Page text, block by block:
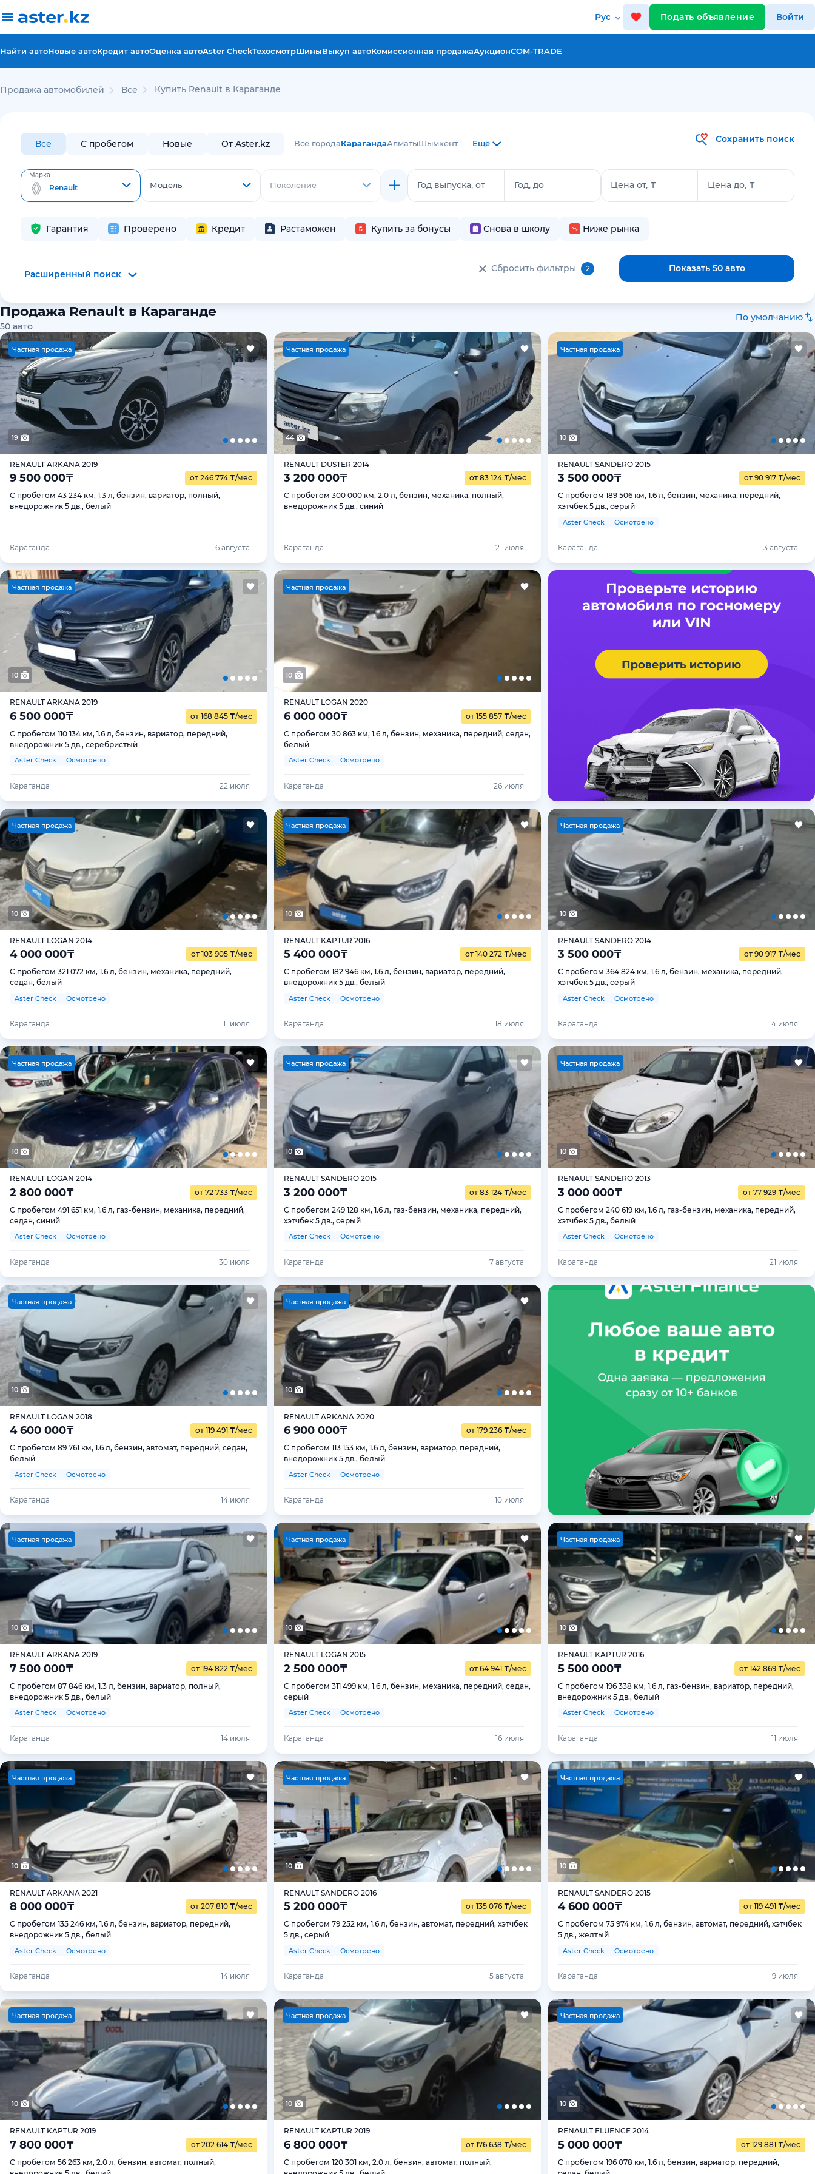
Рус Подать объявление Войти
Найти автоНовые автоКредит автоОценка автоAster CheckТехосмотрШиныВыкуп автоКомиссионная продажаАукционCOM-TRADE
Продажа автомобилей Все Купить Renault в Караганде
Все С пробегом Новые От Aster.kz Все городаКарагандаАлматыШымкент Ещё Сохранить поиск
Марка
Renault Модель Поколение Год выпуска, от Год, до Цена от, ₸ Цена до, ₸
Гарантия Проверено Кредит Растаможен Купить за бонусы Снова в школу Ниже рынка
Расширенный поиск
Сбросить фильтры 2 Показать 50 авто
Продажа Renault в Караганде
50 авто
По умолчанию
Частная продажа
19
RENAULT ARKANA 2019
9 500 000₸ от 246 774 ₸/мес
С пробегом 43 234 км, 1.3 л, бензин, вариатор, полный,
внедорожник 5 дв., белый
Караганда 6 августа
Частная продажа
44
RENAULT DUSTER 2014
3 200 000₸ от 83 124 ₸/мес
С пробегом 300 000 км, 2.0 л, бензин, механика, полный,
внедорожник 5 дв., синий
Караганда 21 июля
Частная продажа
10
RENAULT SANDERO 2015
3 500 000₸ от 90 917 ₸/мес
С пробегом 189 506 км, 1.6 л, бензин, механика, передний,
хэтчбек 5 дв., серый
Aster Check Осмотрено
Караганда 3 августа
Частная продажа
10
RENAULT ARKANA 2019
6 500 000₸ от 168 845 ₸/мес
С пробегом 110 134 км, 1.6 л, бензин, вариатор, передний,
внедорожник 5 дв., серебристый
Aster Check Осмотрено
Караганда 22 июля
Частная продажа
10
RENAULT LOGAN 2020
6 000 000₸ от 155 857 ₸/мес
С пробегом 30 863 км, 1.6 л, бензин, механика, передний, седан,
белый
Aster Check Осмотрено
Караганда 26 июля
Частная продажа
10
RENAULT LOGAN 2014
4 000 000₸ от 103 905 ₸/мес
С пробегом 321 072 км, 1.6 л, бензин, механика, передний,
седан, белый
Aster Check Осмотрено
Караганда 11 июля
Частная продажа
10
RENAULT KAPTUR 2016
5 400 000₸ от 140 272 ₸/мес
С пробегом 182 946 км, 1.6 л, бензин, вариатор, передний,
внедорожник 5 дв., белый
Aster Check Осмотрено
Караганда 18 июля
Частная продажа
10
RENAULT SANDERO 2014
3 500 000₸ от 90 917 ₸/мес
С пробегом 364 824 км, 1.6 л, бензин, механика, передний,
хэтчбек 5 дв., серый
Aster Check Осмотрено
Караганда 4 июля
Частная продажа
10
RENAULT LOGAN 2014
2 800 000₸ от 72 733 ₸/мес
С пробегом 491 651 км, 1.6 л, газ-бензин, механика, передний,
седан, синий
Aster Check Осмотрено
Караганда 30 июля
Частная продажа
10
RENAULT SANDERO 2015
3 200 000₸ от 83 124 ₸/мес
С пробегом 249 128 км, 1.6 л, газ-бензин, механика, передний,
хэтчбек 5 дв., серый
Aster Check Осмотрено
Караганда 7 августа
Частная продажа
10
RENAULT SANDERO 2013
3 000 000₸ от 77 929 ₸/мес
С пробегом 240 619 км, 1.6 л, газ-бензин, механика, передний,
хэтчбек 5 дв., белый
Aster Check Осмотрено
Караганда 21 июля
Частная продажа
10
RENAULT LOGAN 2018
4 600 000₸ от 119 491 ₸/мес
С пробегом 89 761 км, 1.6 л, бензин, автомат, передний, седан,
белый
Aster Check Осмотрено
Караганда 14 июля
Частная продажа
10
RENAULT ARKANA 2020
6 900 000₸ от 179 236 ₸/мес
С пробегом 113 153 км, 1.6 л, бензин, вариатор, передний,
внедорожник 5 дв., белый
Aster Check Осмотрено
Караганда 10 июля
Частная продажа
10
RENAULT ARKANA 2019
7 500 000₸ от 194 822 ₸/мес
С пробегом 87 846 км, 1.3 л, бензин, вариатор, полный,
внедорожник 5 дв., белый
Aster Check Осмотрено
Караганда 14 июля
Частная продажа
10
RENAULT LOGAN 2015
2 500 000₸ от 64 941 ₸/мес
С пробегом 311 499 км, 1.6 л, бензин, механика, передний, седан,
серый
Aster Check Осмотрено
Караганда 16 июля
Частная продажа
10
RENAULT KAPTUR 2016
5 500 000₸ от 142 869 ₸/мес
С пробегом 196 338 км, 1.6 л, газ-бензин, вариатор, передний,
внедорожник 5 дв., белый
Aster Check Осмотрено
Караганда 11 июля
Частная продажа
10
RENAULT ARKANA 2021
8 000 000₸ от 207 810 ₸/мес
С пробегом 135 246 км, 1.6 л, бензин, вариатор, передний,
внедорожник 5 дв., белый
Aster Check Осмотрено
Караганда 14 июля
Частная продажа
10
RENAULT SANDERO 2016
5 200 000₸ от 135 076 ₸/мес
С пробегом 79 252 км, 1.6 л, бензин, автомат, передний, хэтчбек
5 дв., серый
Aster Check Осмотрено
Караганда 5 августа
Частная продажа
10
RENAULT SANDERO 2015
4 600 000₸ от 119 491 ₸/мес
С пробегом 75 974 км, 1.6 л, бензин, автомат, передний, хэтчбек
5 дв., желтый
Aster Check Осмотрено
Караганда 9 июля
Частная продажа
10
RENAULT KAPTUR 2019
7 800 000₸ от 202 614 ₸/мес
С пробегом 56 263 км, 2.0 л, бензин, автомат, полный,
Частная продажа
10
RENAULT KAPTUR 2019
6 800 000₸ от 176 638 ₸/мес
С пробегом 120 301 км, 2.0 л, бензин, автомат, полный,
Частная продажа
10
RENAULT FLUENCE 2014
5 000 000₸ от 129 881 ₸/мес
С пробегом 196 078 км, 1.6 л, бензин, вариатор, передний,